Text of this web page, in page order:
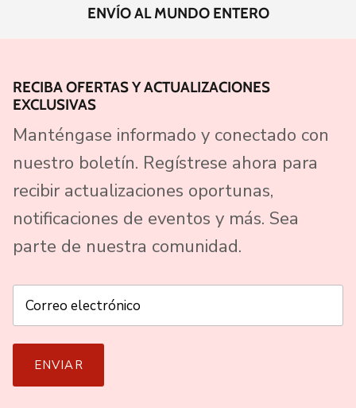
ENVÍO AL MUNDO ENTERO
RECIBA OFERTAS Y ACTUALIZACIONES
EXCLUSIVAS
Manténgase informado y conectado con
nuestro boletín. Regístrese ahora para
recibir actualizaciones oportunas,
notificaciones de eventos y más. Sea
parte de nuestra comunidad.
ENVIAR